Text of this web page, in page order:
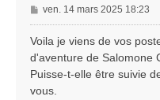
M
e
s
a
g
e
ven. 14 mars 2025 18:23
Voila je viens de vos
d'aventure de Salomone
Puisse-t-elle être suivie
vous.